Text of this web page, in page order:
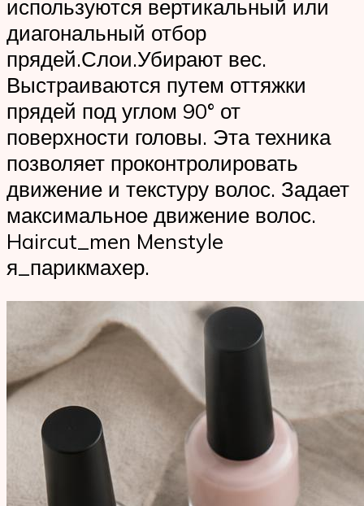
используются вертикальный или
диагональный отбор
прядей.Слои.Убирают вес.
Выстраиваются путем оттяжки
прядей под углом 90° от
поверхности головы. Эта техника
позволяет проконтролировать
движение и текстуру волос. Задает
максимальное движение волос.
Haircut_men Menstyle
я_парикмахер.